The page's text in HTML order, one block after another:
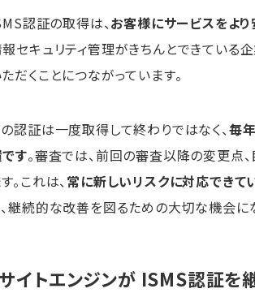
認証の取得は、お客様にサービスをよ
セキュリティ管理がきちんとできている
だくことにつながっています。
の認証は一度取得して終わりではなく、毎
す。審査では、前回の審査以降の変更点
。これは、常に新しいリスクに対応できて
、継続的な改善を図るための大切な機会に
サイトエンジンが ISMS認証を